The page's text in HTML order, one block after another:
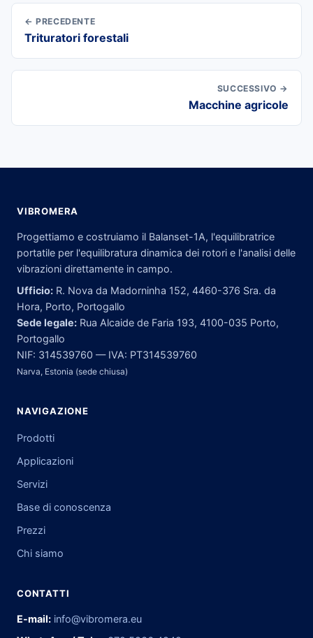
← PRECEDENTE
Trituratori forestali
SUCCESSIVO →
Macchine agricole
VIBROMERA
Progettiamo e costruiamo il Balanset-1A, l'equilibratrice
portatile per l'equilibratura dinamica dei rotori e l'analisi delle
vibrazioni direttamente in campo.
Ufficio: R. Nova da Madorninha 152, 4460-376 Sra. da
Hora, Porto, Portogallo
Sede legale: Rua Alcaide de Faria 193, 4100-035 Porto,
Portogallo
NIF: 314539760 — IVA: PT314539760
Narva, Estonia (sede chiusa)
NAVIGAZIONE
Prodotti
Applicazioni
Servizi
Base di conoscenza
Prezzi
Chi siamo
CONTATTI
E-mail: info@vibromera.eu